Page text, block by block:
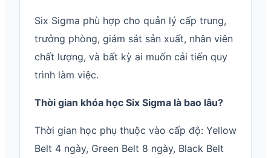
Six Sigma phù hợp cho quản lý cấp trung,
trưởng phòng, giám sát sản xuất, nhân viên
chất lượng, và bất kỳ ai muốn cải tiến quy
trình làm việc.
Thời gian khóa học Six Sigma là bao lâu?
Thời gian học phụ thuộc vào cấp độ: Yellow
Belt 4 ngày, Green Belt 8 ngày, Black Belt